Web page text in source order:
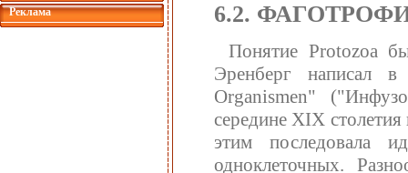
Реклама 6.2.
Понятие Protozoa
Эренберг написал
Organismen"
середине XIX
этим последовала
одноклеточных.